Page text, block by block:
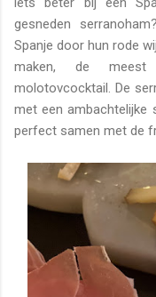
gesneden
Spanje door hun rode
maken, de meest
molotovcocktail. De
met een ambachtelijke
perfect samen met de